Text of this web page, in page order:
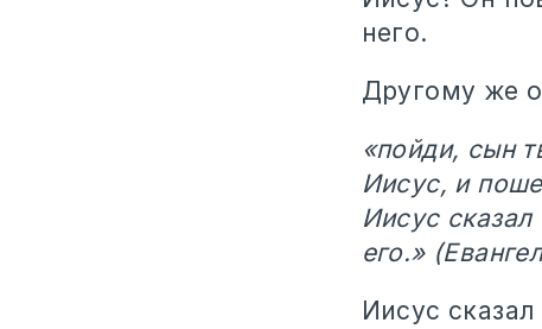
него.
Другому же
«пойди, сын
Иисус, и
Иисус
его.»
Иисус